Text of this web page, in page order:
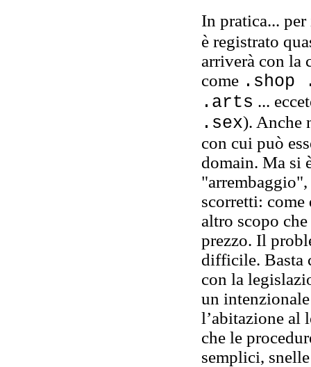
In pratica...
è registrato
arriverà con la
come .shop
.arts ...
.sex). Anche
con cui può
domain. Ma si
scorretti:
altro scopo
prezzo. Il
difficile. Basta
con la
un
l’abitazione al
che le
semplici,